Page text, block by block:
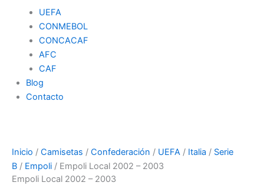
UEFA
CONMEBOL
CONCACAF
AFC
CAF
Blog
Contacto
Inicio / Camisetas / Confederación / UEFA / Italia / Serie
B / Empoli / Empoli Local 2002 – 2003
Empoli Local 2002 – 2003